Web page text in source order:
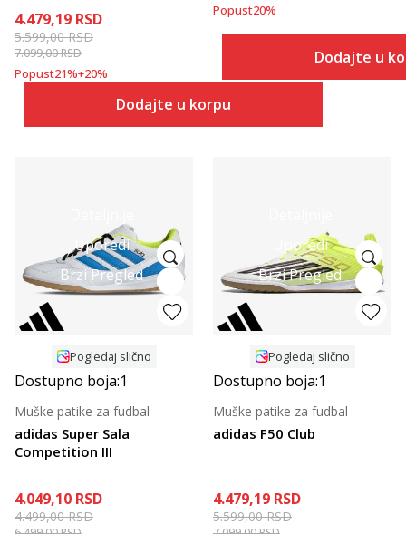
4.479,19 RSD
5.599,00RSD
7.099,00RSD
Popust21%+20%
Dodajte u korpu
Popust20%
Dodajte u
Uporedi
Brzi Pregled
Pogledaj slično
Dostupno boja:1
adidas Super Sala
Competition III
Muške patike za fudbal
4.049,10 RSD
4.499,00RSD
Uporedi
Brzi Pregled
Pogledaj slično
Dostupno boja:1
adidas F50 Club
Muške patike za fudbal
4.479,19 RSD
5.599,00RSD